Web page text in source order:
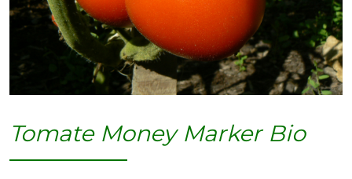
Tomate Money Marker Bio